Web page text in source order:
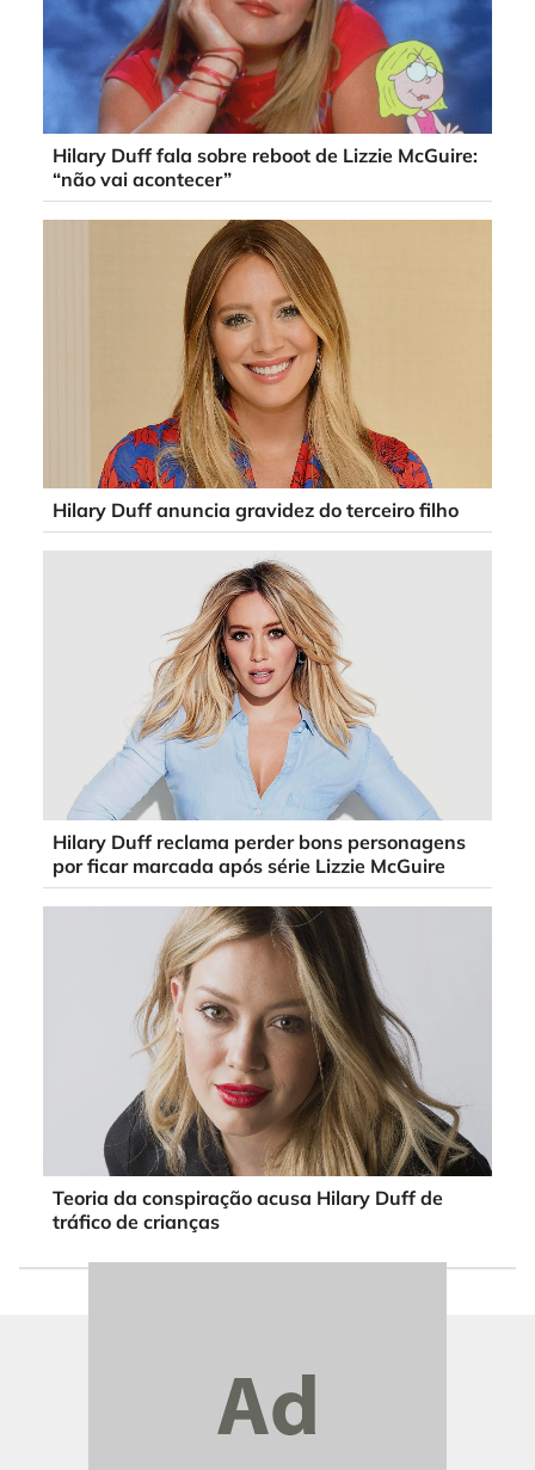
Hilary Duff fala sobre reboot de Lizzie McGuire:
“não vai acontecer”
Hilary Duff anuncia gravidez do terceiro filho
Hilary Duff reclama perder bons personagens
por ficar marcada após série Lizzie McGuire
Teoria da conspiração acusa Hilary Duff de
tráfico de crianças